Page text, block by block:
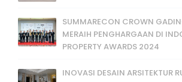
SUMMARECON CROWN
MERAIH PENGHARGAAN DI
PROPERTY AWARDS 2024
INOVASI DESAIN ARSITEKTUR